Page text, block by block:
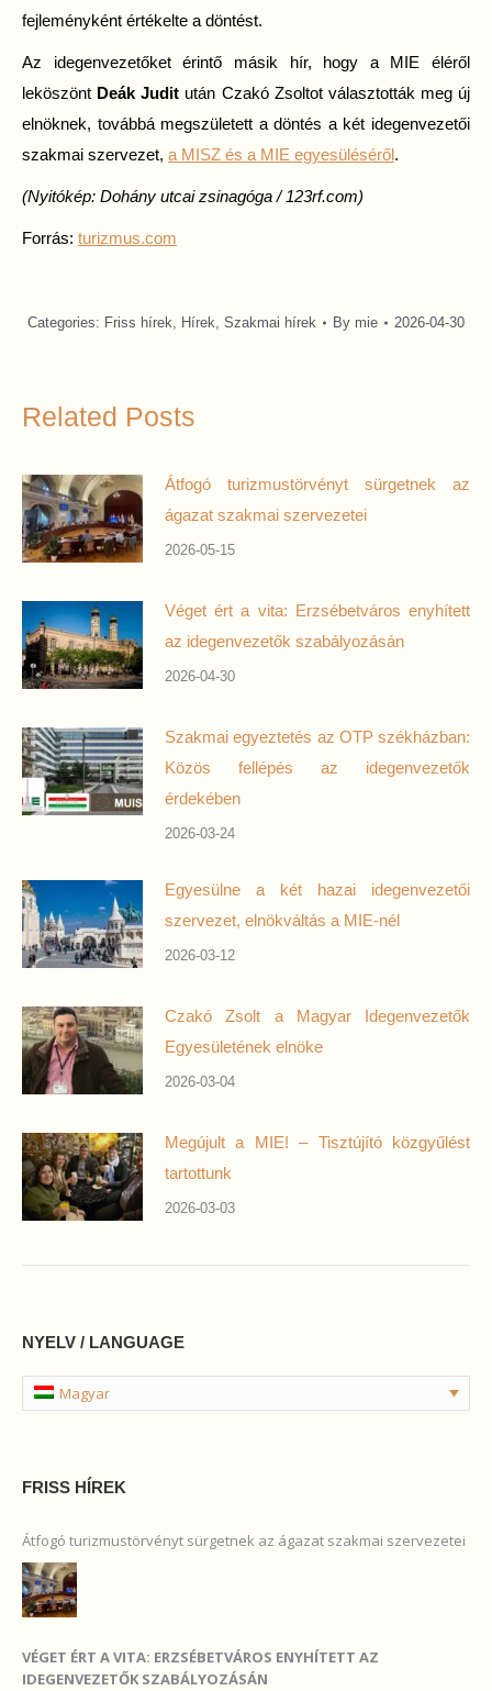
fejleményként értékelte a döntést.
Az idegenvezetőket érintő másik hír, hogy a MIE éléről
leköszönt Deák Judit után Czakó Zsoltot választották meg új
elnöknek, továbbá megszületett a döntés a két idegenvezetői
szakmai szervezet, a MISZ és a MIE egyesüléséről.
(Nyitókép: Dohány utcai zsinagóga / 123rf.com)
Forrás: turizmus.com
Categories: Friss hírek, Hírek, Szakmai hírek By mie 2026-04-30
Related Posts
Átfogó turizmustörvényt sürgetnek az
ágazat szakmai szervezetei
2026-05-15
Véget ért a vita: Erzsébetváros enyhített
az idegenvezetők szabályozásán
2026-04-30
Szakmai egyeztetés az OTP székházban:
Közös fellépés az idegenvezetők
érdekében
2026-03-24
Egyesülne a két hazai idegenvezetői
szervezet, elnökváltás a MIE-nél
2026-03-12
Czakó Zsolt a Magyar Idegenvezetők
Egyesületének elnöke
2026-03-04
Megújult a MIE! – Tisztújító közgyűlést
tartottunk
2026-03-03
NYELV / LANGUAGE
Magyar
FRISS HÍREK
Átfogó turizmustörvényt sürgetnek az ágazat szakmai szervezetei
VÉGET ÉRT A VITA: ERZSÉBETVÁROS ENYHÍTETT AZ
IDEGENVEZETŐK SZABÁLYOZÁSÁN